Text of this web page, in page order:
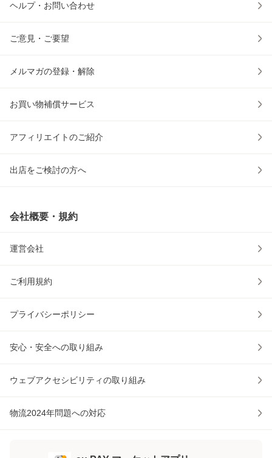
ヘルプ・お問い合わせ
ご意見・ご要望
メルマガの登録・解除
お買い物補償サービス
アフィリエイトのご紹介
出店をご検討の方へ
会社概要・規約
運営会社
ご利用規約
プライバシーポリシー
安心・安全への取り組み
ウェブアクセシビリティの取り組み
物流2024年問題への対応